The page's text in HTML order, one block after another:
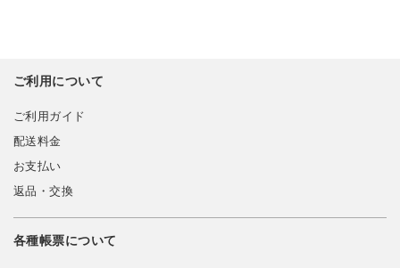
ご利用について
ご利用ガイド
配送料金
お支払い
返品・交換
各種帳票について